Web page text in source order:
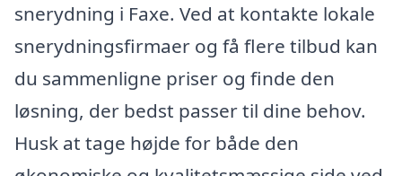
snerydning i Faxe. Ved at kontakte lokale
snerydningsfirmaer og få flere tilbud kan
du sammenligne priser og finde den
løsning, der bedst passer til dine behov.
Husk at tage højde for både den